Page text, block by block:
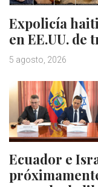
Expolicía
en EE.UU. de
5 agosto, 2026
Ecuador e